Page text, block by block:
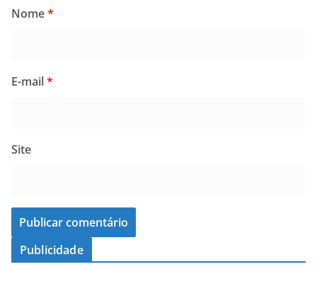
Nome*
E-mail*
Site
Publicidade